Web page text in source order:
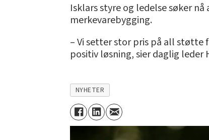
Isklars styre og ledelse søker
merkevarebygging.
– Vi setter stor pris på all støtte
positiv løsning, sier daglig leder
NYHETER